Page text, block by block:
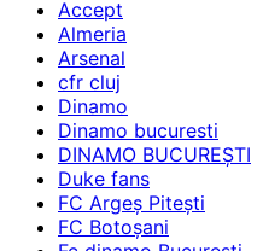
Accept
Almeria
Arsenal
cfr cluj
Dinamo
Dinamo bucuresti
DINAMO BUCUREȘTI
Duke fans
FC Argeș Pitești
FC Botoșani